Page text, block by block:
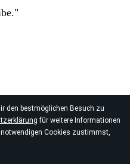
den bestmöglichen Besuch zu
für weitere Informationen
Cookies zustimmst,
Datenschutz AGB